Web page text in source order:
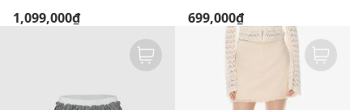
1,099,000₫ 699,000₫